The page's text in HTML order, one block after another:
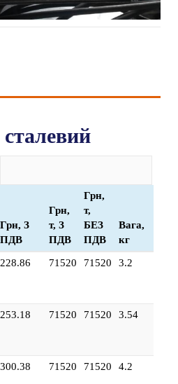
Грн, З
ПДВ
Грн,
т, З
ПДВ
Грн,
т,
БЕЗ
ПДВ
Вага,
кг
228.86 71520 71520 3.2
253.18 71520 71520 3.54
300.38 71520 71520 4.2